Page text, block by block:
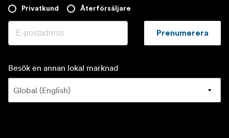
Privatkund Återförsäljare
Prenumerera
Besök en annan lokal marknad